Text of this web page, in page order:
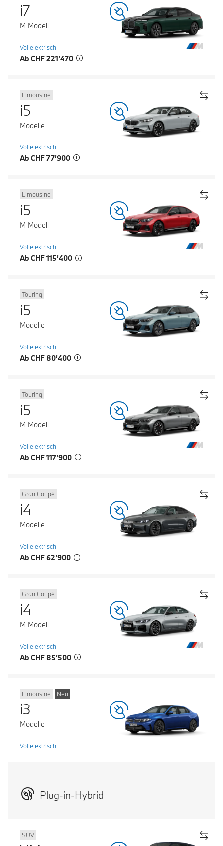
i7
M Modell
Vollelektrisch
Ab CHF 221’470
Limousine
i5
Modelle
Vollelektrisch
Ab CHF 77’900
Limousine
i5
M Modell
Vollelektrisch
Ab CHF 115’400
Touring
i5
Modelle
Vollelektrisch
Ab CHF 80’400
Touring
i5
M Modell
Vollelektrisch
Ab CHF 117’900
Gran Coupé
i4
Modelle
Vollelektrisch
Ab CHF 62’900
Gran Coupé
i4
M Modell
Vollelektrisch
Ab CHF 85’500
Limousine Neu
i3
Modelle
Vollelektrisch
Plug-in-Hybrid
SUV